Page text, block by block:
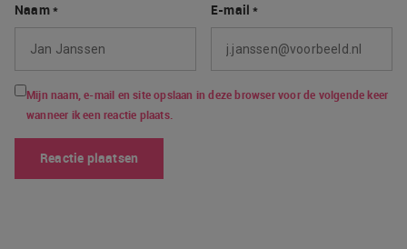
Naam* E-mail*
Mijn naam, e-mail en site opslaan in deze browser voor de volgende keer
wanneer ik een reactie plaats.